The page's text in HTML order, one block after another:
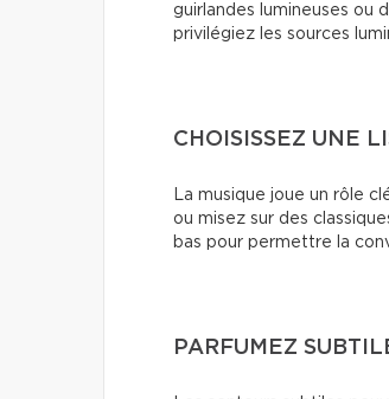
guirlandes lumineuses ou
privilégiez les sources
CHOISISSEZ UNE
La musique joue un rôle
ou misez sur des
bas pour permettre la
PARFUMEZ